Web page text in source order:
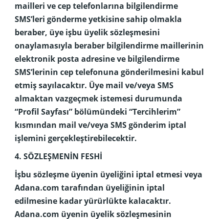
mailleri ve cep telefonlarına bilgilendirme
SMS’leri gönderme yetkisine sahip olmakla
beraber, üye işbu üyelik sözleşmesini
onaylamasıyla beraber bilgilendirme maillerinin
elektronik posta adresine ve bilgilendirme
SMS’lerinin cep telefonuna gönderilmesini kabul
etmiş sayılacaktır. Üye mail ve/veya SMS
almaktan vazgeçmek istemesi durumunda
“Profil Sayfası” bölümündeki “Tercihlerim”
kısmından mail ve/veya SMS gönderim iptal
işlemini gerçekleştirebilecektir.
4. SÖZLEŞMENİN FESHİ
İşbu sözleşme üyenin üyeliğini iptal etmesi veya
Adana.com tarafından üyeliğinin iptal
edilmesine kadar yürürlükte kalacaktır.
Adana.com üyenin üyelik sözleşmesinin